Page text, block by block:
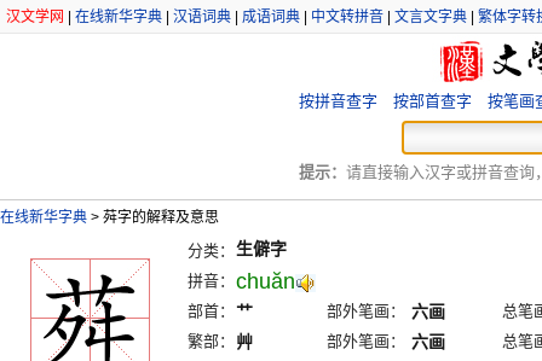
汉文学网 在线新华字典 汉语词典 成语词典 中文转拼音 文言文字典 繁体字转
按拼音查字 按部首查字 按笔画
提示： 请直接输入汉字或拼音查询
在线新华字典 > 荈字的解释及意思
分类： 生僻字
拼音： chuăn
部首： 艹 部外笔画： 六画
总笔
繁部：
艸 部外笔画： 六画
总笔